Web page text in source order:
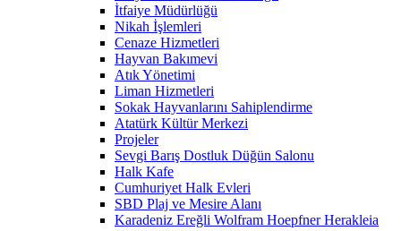
İtfaiye Müdürlüğü
Nikah İşlemleri
Cenaze Hizmetleri
Hayvan Bakımevi
Atık Yönetimi
Liman Hizmetleri
Sokak Hayvanlarını Sahiplendirme
Atatürk Kültür Merkezi
Projeler
Sevgi Barış Dostluk Düğün Salonu
Halk Kafe
Cumhuriyet Halk Evleri
SBD Plaj ve Mesire Alanı
Karadeniz Ereğli Wolfram Hoepfner Herakleia